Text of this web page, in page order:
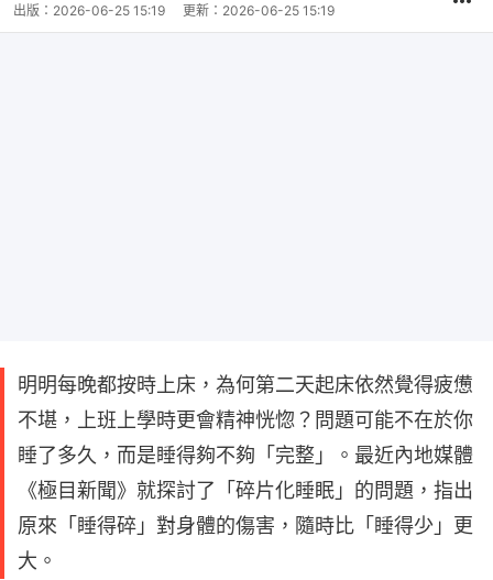
出版： 2026-06-25 15:19 更新： 2026-06-25 15:19
明明每晚都按時上床，為何第二天起床依然覺得疲憊
不堪，上班上學時更會精神恍惚？問題可能不在於你
睡了多久，而是睡得夠不夠「完整」。最近內地媒體
《極目新聞》就探討了「碎片化睡眠」的問題，指出
原來「睡得碎」對身體的傷害，隨時比「睡得少」更
大。